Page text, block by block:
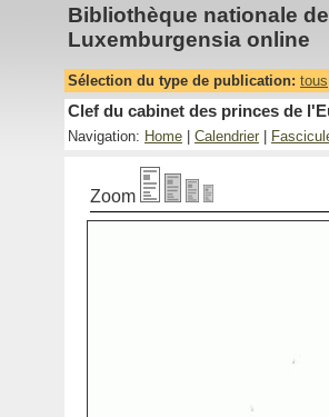
Bibliothèque nationale
Luxemburgensia online
Sélection du type de publication: tous
Clef du cabinet des princes de
Navigation: Home Calendrier
Zoom